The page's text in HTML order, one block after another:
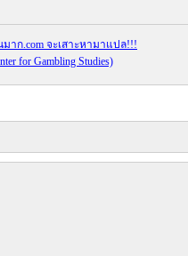
าก.com จะเสาะหามาแปล!!!
for Gambling Studies)